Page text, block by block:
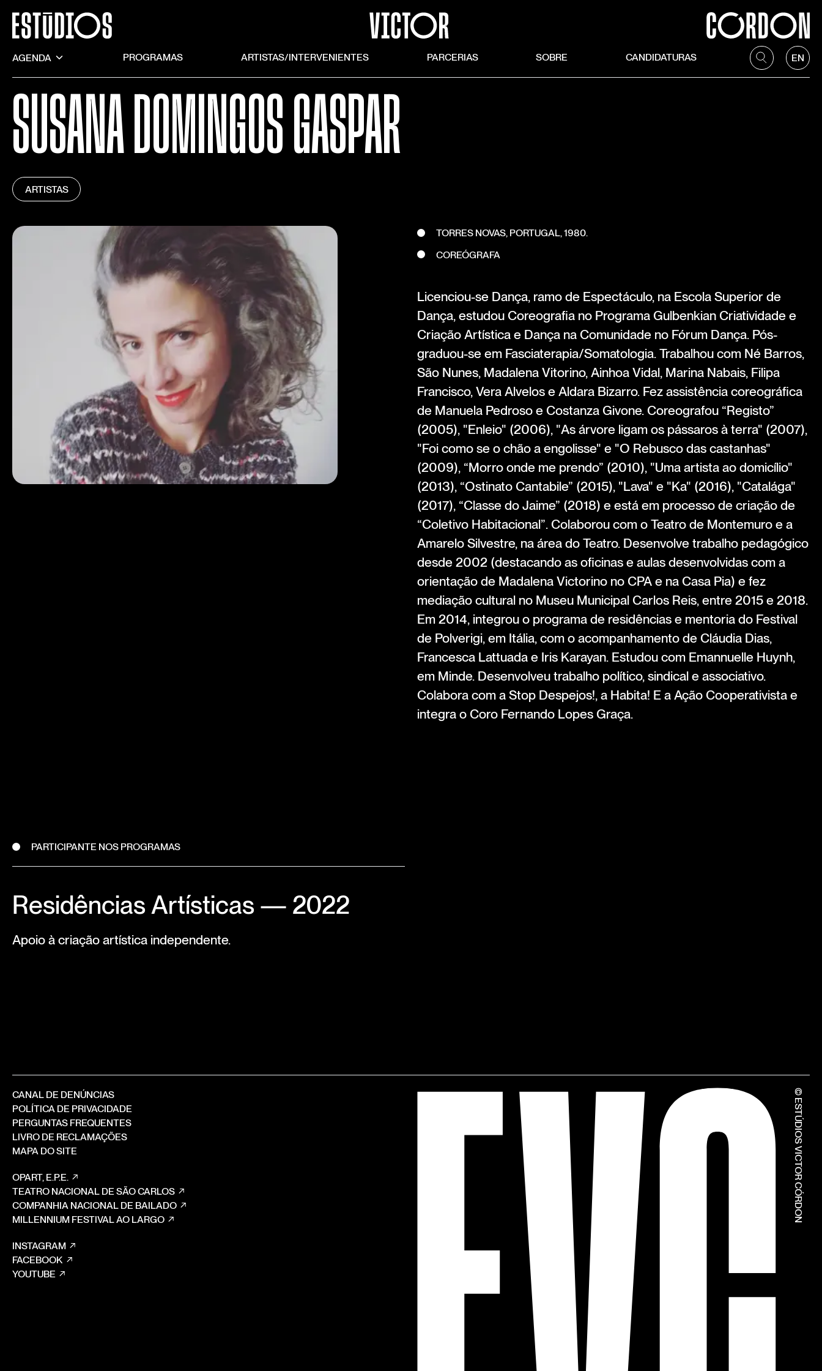
AGENDA PROGRAMAS ARTISTAS/INTERVENIENTES PARCERIAS SOBRE CANDIDATURAS EN
SUSANA DOMINGOS GASPAR
ARTISTAS
TORRES NOVAS, PORTUGAL, 1980.
COREÓGRAFA
Licenciou-se Dança, ramo de Espectáculo, na Escola Superior de
Dança, estudou Coreografia no Programa Gulbenkian Criatividade e
Criação Artística e Dança na Comunidade no Fórum Dança. Pós-
graduou-se em Fasciaterapia/Somatologia. Trabalhou com Né Barros,
São Nunes, Madalena Vitorino, Ainhoa Vidal, Marina Nabais, Filipa
Francisco, Vera Alvelos e Aldara Bizarro. Fez assistência coreográfica
de Manuela Pedroso e Costanza Givone. Coreografou “Registo”
(2005), "Enleio" (2006), "As árvore ligam os pássaros à terra" (2007),
"Foi como se o chão a engolisse" e "O Rebusco das castanhas"
(2009), “Morro onde me prendo” (2010), "Uma artista ao domicílio"
(2013), “Ostinato Cantabile” (2015), "Lava" e "Ka" (2016), "Catalága"
(2017), “Classe do Jaime” (2018) e está em processo de criação de
“Coletivo Habitacional”. Colaborou com o Teatro de Montemuro e a
Amarelo Silvestre, na área do Teatro. Desenvolve trabalho pedagógico
desde 2002 (destacando as oficinas e aulas desenvolvidas com a
orientação de Madalena Victorino no CPA e na Casa Pia) e fez
mediação cultural no Museu Municipal Carlos Reis, entre 2015 e 2018.
Em 2014, integrou o programa de residências e mentoria do Festival
de Polverigi, em Itália, com o acompanhamento de Cláudia Dias,
Francesca Lattuada e Iris Karayan. Estudou com Emannuelle Huynh,
em Minde. Desenvolveu trabalho político, sindical e associativo.
Colabora com a Stop Despejos!, a Habita! E a Ação Cooperativista e
integra o Coro Fernando Lopes Graça.
PARTICIPANTE NOS PROGRAMAS
Residências Artísticas — 2022
Apoio à criação artística independente.
CANAL DE DENÚNCIAS
POLÍTICA DE PRIVACIDADE
PERGUNTAS FREQUENTES
LIVRO DE RECLAMAÇÕES
MAPA DO SITE
OPART, E.P.E.
TEATRO NACIONAL DE SÃO CARLOS
COMPANHIA NACIONAL DE BAILADO
MILLENNIUM FESTIVAL AO LARGO
INSTAGRAM
FACEBOOK
YOUTUBE
© ESTÚDIOS VICTOR CÓRDON